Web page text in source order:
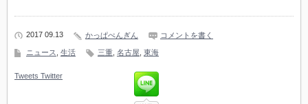
2017 09.13 かっぱぺんぎん コメントを書く
ニュース 生活 三重 名古屋 東海
Tweets Twitter